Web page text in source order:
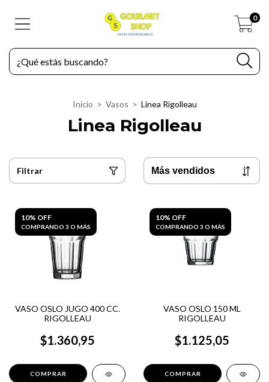
0
Inicio > Vasos > Linea Rigolleau
Linea Rigolleau
Filtrar
10% OFF
COMPRANDO 3 O MÁS
VASO OSLO JUGO 400 CC.
RIGOLLEAU
$1.360,95
10% OFF
COMPRANDO 3 O MÁS
VASO OSLO 150 ML
RIGOLLEAU
$1.125,05